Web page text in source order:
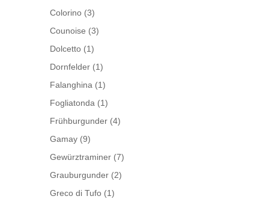
Colorino (3)
Counoise (3)
Dolcetto (1)
Dornfelder (1)
Falanghina (1)
Fogliatonda (1)
Frühburgunder (4)
Gamay (9)
Gewürztraminer (7)
Grauburgunder (2)
Greco di Tufo (1)